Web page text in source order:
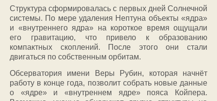
Структура сформировалась с первых дней Солнечной
системы. По мере удаления Нептуна объекты «ядра»
и «внутреннего ядра» на короткое время ощущали
его гравитацию, что привело к образованию
компактных скоплений. После этого они стали
двигаться по собственным орбитам.
Обсерватория имени Веры Рубин, которая начнёт
работу в конце года, позволит собрать новые данные
о «ядре» и «внутреннем ядре» пояса Койпера.